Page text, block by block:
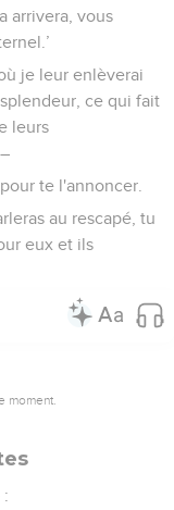
arrivera, vous
je leur enlèverai
ce qui fait
leurs
te l'annoncer.
au rescapé, tu
eux et ils
moment.
: